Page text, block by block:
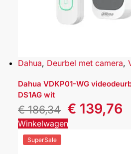
Dahua, Deurbel met camera,
Dahua VDKP01-WG
DS1AG wit
€186,34 € 139,76
Winkelwagen
SuperSale